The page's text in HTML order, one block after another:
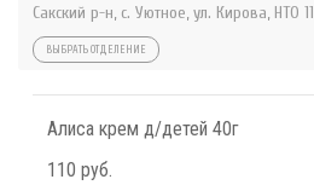
Сакский р-н, с. Уютное, ул. Кирова, НТО 11
ВЫБРАТЬ ОТДЕЛЕНИЕ
Алиса крем д/детей 40г
110 руб.